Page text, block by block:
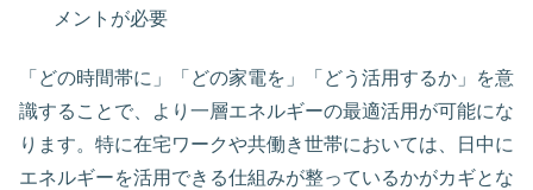
メントが必要
「どの時間帯に」「どの家電を」「どう活用するか」を意
識することで、より一層エネルギーの最適活用が可能にな
ります。特に在宅ワークや共働き世帯においては、日中に
エネルギーを活用できる仕組みが整っているかがカギとな